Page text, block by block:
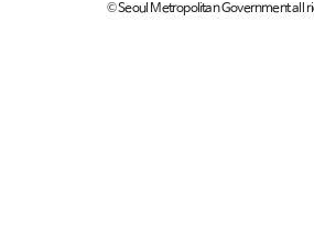
© Seoul Metropolitan Government all